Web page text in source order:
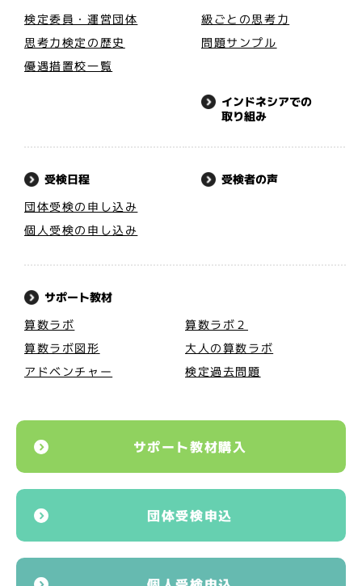
検定委員・運営団体
思考力検定の歴史
優遇措置校一覧
級ごとの思考力
問題サンプル
インドネシアでの
取り組み
受検日程
団体受検の申し込み
個人受検の申し込み
受検者の声
サポート教材
算数ラボ 算数ラボ２
算数ラボ図形
大人の算数ラボ
アドベンチャー
検定過去問題
サポート教材購入
団体受検申込